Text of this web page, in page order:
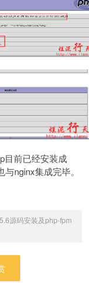
目前已经安装成
nginx集成完毕。
源码安装及php-fpm